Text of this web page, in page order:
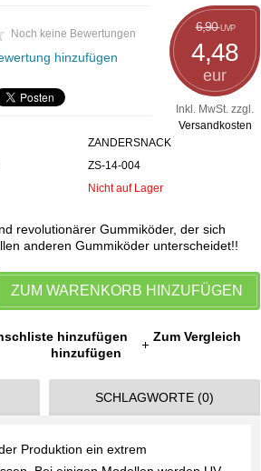
6,90UVP
4,48
eur
Inkl. MwSt. zzgl.
Versandkosten
Noch keine Bewertungen
hinzufügen
ZANDERSNACK
ZS-14-004
Nicht auf Lager
revolutionärer Gummiköder, der sich
anderen Gummiköder unterscheidet!!
ZUM WARENKORB HINZUFÜGEN
hinzufügen
Zum Vergleich
hinzufügen
SCHLAGWORTE (0)
Produktion ein extrem